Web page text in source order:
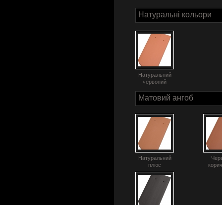
Натуральні кольори
Натуральний
червоний
Матовий ангоб
Натуральний
плюс